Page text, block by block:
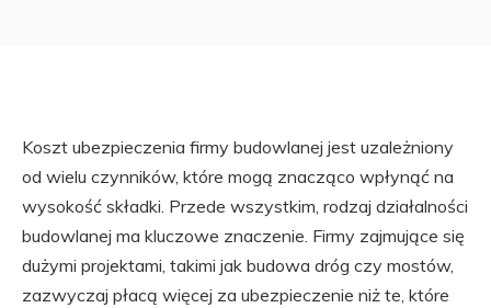
Koszt ubezpieczenia firmy budowlanej jest uzależniony
od wielu czynników, które mogą znacząco wpłynąć na
wysokość składki. Przede wszystkim, rodzaj działalności
budowlanej ma kluczowe znaczenie. Firmy zajmujące się
dużymi projektami, takimi jak budowa dróg czy mostów,
zazwyczaj płacą więcej za ubezpieczenie niż te, które